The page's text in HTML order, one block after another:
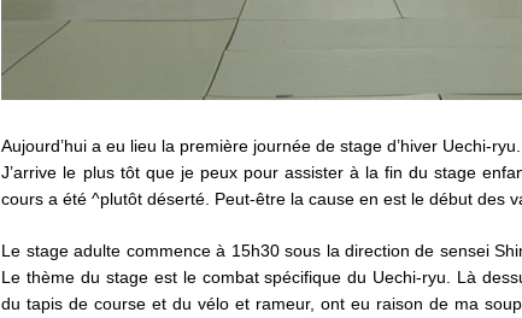
Aujourd’hui a eu lieu la première journée de stage d’hiver Uechi-ryu.
J’arrive le plus tôt que je peux pour assister à la fin du stage
cours a été ^plutôt déserté. Peut-être la cause en est le début des
Le stage adulte commence à 15h30 sous la direction de sensei
Le thème du stage est le combat spécifique du Uechi-ryu. Là
du tapis de course et du vélo et rameur, ont eu raison de ma